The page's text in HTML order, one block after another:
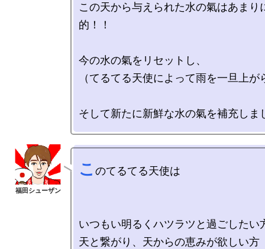
この天から与えられた水の氣はあまり
的！！
今の水の氣をリセットし、
（てるてる天使によって雨を一旦上が
こ のてるてる天使は
いつもい明るくハツラツと過ごしたい
天と繋がり、天からの恵みが欲しい方